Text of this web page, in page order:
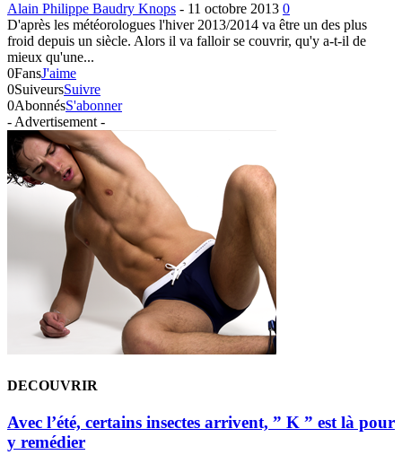
Alain Philippe Baudry Knops - 11 octobre 2013 0
D'après les météorologues l'hiver 2013/2014 va être un des plus
froid depuis un siècle. Alors il va falloir se couvrir, qu'y a-t-il de
mieux qu'une...
0FansJ'aime
0SuiveursSuivre
0AbonnésS'abonner
- Advertisement -
DECOUVRIR
Avec l’été, certains insectes arrivent, ” K ” est là pour
y remédier